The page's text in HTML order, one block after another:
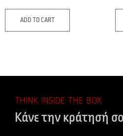
ADD TO CART
THINK INSIDE THE BOX
Κάνε την κράτησή